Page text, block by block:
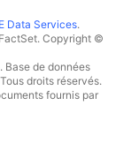
Data Services.
Copyright ©
de données
droits réservés.
fournis par